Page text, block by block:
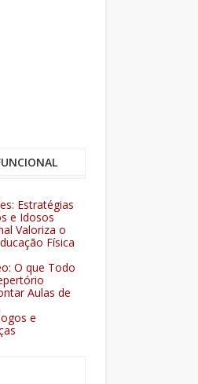
Estratégias
e Idosos
Valoriza o
Física
O que Todo
Aulas de
e